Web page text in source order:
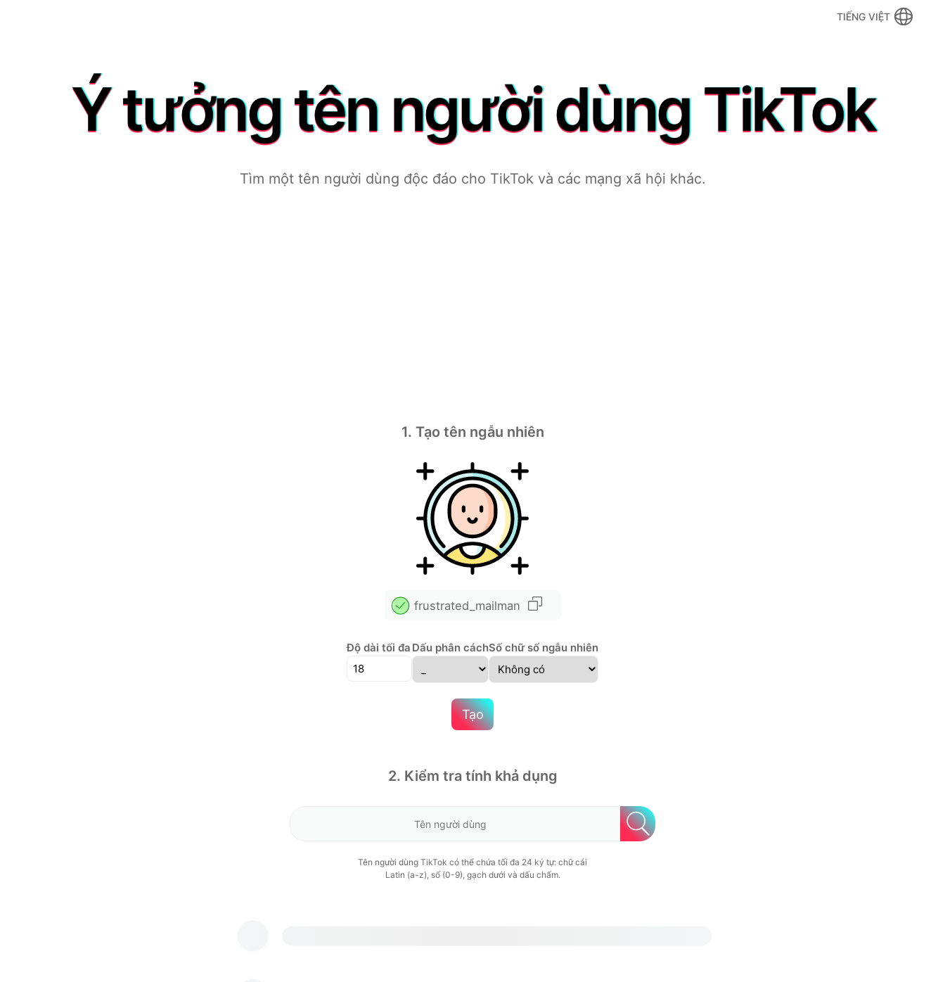
TIẾNG VIỆT
Ý tưởng tên người dùng TikTok
Tìm một tên người dùng độc đáo cho TikTok và các mạng xã hội khác.
1. Tạo tên ngẫu nhiên
frustrated_mailman
Độ dài tối đa Dấu phân cáchSố chữ số ngẫu nhiên
Tạo
2. Kiểm tra tính khả dụng
Tên người dùng TikTok có thể chứa tối đa 24 ký tự: chữ cái
Latin (a-z), số (0-9), gạch dưới và dấu chấm.